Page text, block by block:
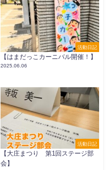
活動日記
【はまだっこカーニバル開催！】
2025.06.06
活動日記
【大庄まつり 第1回ステージ部
会】